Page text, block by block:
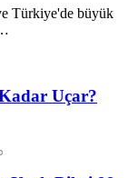
Türkiye'de büyük
Uçar?